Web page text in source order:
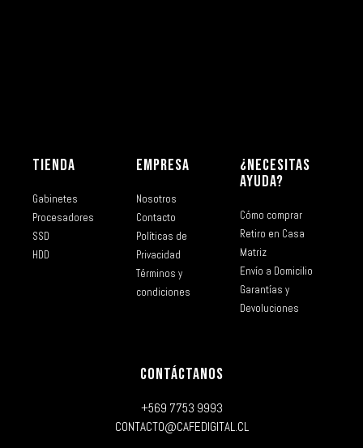
TIENDA
Gabinetes
Procesadores
SSD
HDD
EMPRESA
Nosotros
Contacto
Políticas de
Privacidad
Términos y
condiciones
¿NECESITAS
AYUDA?
Cómo comprar
Retiro en Casa
Matriz
Envío a Domicilio
Garantías y
Devoluciones
CONTÁCTANOS
+569 7753 9993
CONTACTO@CAFEDIGITAL.CL